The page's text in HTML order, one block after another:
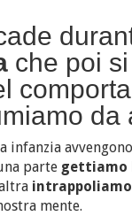
che poi
da
infanzia avvengono
parte gettiamo
mente.